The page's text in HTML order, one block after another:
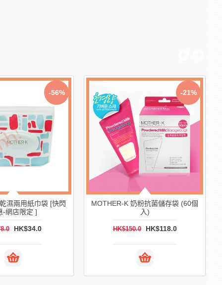
-56%
濕兩用紙巾袋 [快閃
-網店限定 ]
HK$34.0
-21%
MOTHER-K 奶粉抗菌儲存袋 (60個
入)
HK$150.0 HK$118.0